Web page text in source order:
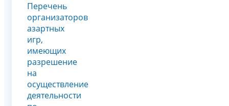
Перечень
организаторов
азартных
игр,
имеющих
разрешение
на
осуществление
деятельности